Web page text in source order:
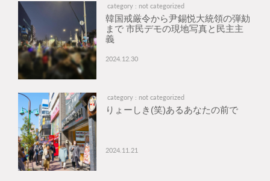
category : not categorized
韓国戒厳令から尹錫悦大統領の弾劾
まで 市民デモの現地写真と民主主
義
2024.12.30
category : not categorized
りょーしき(笑)あるあなたの前で
2024.11.21